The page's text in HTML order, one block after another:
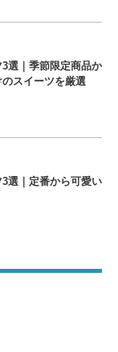
選｜季節限定商品か
スイーツを厳選
選｜定番から可愛い